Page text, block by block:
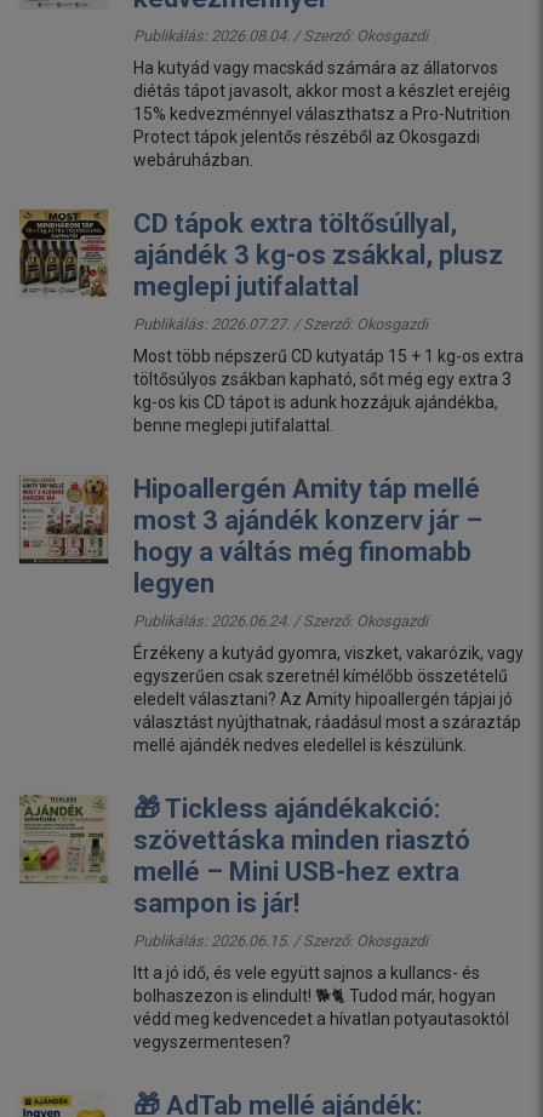
Publikálás: 2026.08.04. / Szerző: Okosgazdi
Ha kutyád vagy macskád számára az állatorvos
diétás tápot javasolt, akkor most a készlet erejéig
15% kedvezménnyel választhatsz a Pro-Nutrition
Protect tápok jelentős részéből az Okosgazdi
webáruházban.
CD tápok extra töltősúllyal,
ajándék 3 kg-os zsákkal, plusz
meglepi jutifalattal
Publikálás: 2026.07.27. / Szerző: Okosgazdi
Most több népszerű CD kutyatáp 15 + 1 kg-os extra
töltősúlyos zsákban kapható, sőt még egy extra 3
kg-os kis CD tápot is adunk hozzájuk ajándékba,
benne meglepi jutifalattal.
Hipoallergén Amity táp mellé
most 3 ajándék konzerv jár –
hogy a váltás még finomabb
legyen
Publikálás: 2026.06.24. / Szerző: Okosgazdi
Érzékeny a kutyád gyomra, viszket, vakarózik, vagy
egyszerűen csak szeretnél kímélőbb összetételű
eledelt választani? Az Amity hipoallergén tápjai jó
választást nyújthatnak, ráadásul most a száraztáp
mellé ajándék nedves eledellel is készülünk.
🎁 Tickless ajándékakció:
szövettáska minden riasztó
mellé – Mini USB-hez extra
sampon is jár!
Publikálás: 2026.06.15. / Szerző: Okosgazdi
Itt a jó idő, és vele együtt sajnos a kullancs- és
bolhaszezon is elindult! 🐕🐈 Tudod már, hogyan
védd meg kedvencedet a hívatlan potyautasoktól
vegyszermentesen?
🎁 AdTab mellé ajándék: